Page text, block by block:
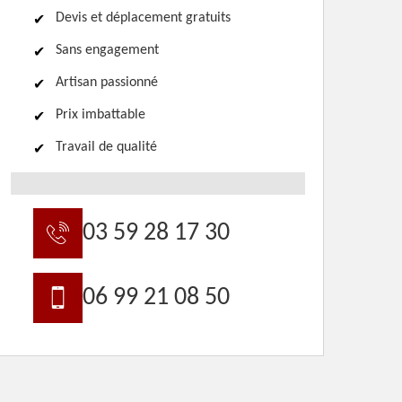
Devis et déplacement gratuits
Sans engagement
Artisan passionné
Prix imbattable
Travail de qualité
03 59 28 17 30
06 99 21 08 50